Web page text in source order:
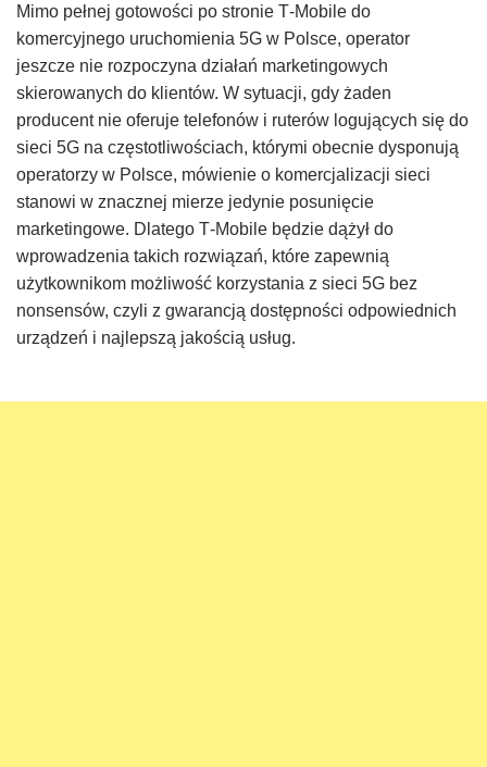
Mimo pełnej gotowości po stronie T‑Mobile do
komercyjnego uruchomienia 5G w Polsce, operator
jeszcze nie rozpoczyna działań marketingowych
skierowanych do klientów. W sytuacji, gdy żaden
producent nie oferuje telefonów i ruterów logujących się do
sieci 5G na częstotliwościach, którymi obecnie dysponują
operatorzy w Polsce, mówienie o komercjalizacji sieci
stanowi w znacznej mierze jedynie posunięcie
marketingowe. Dlatego T‑Mobile będzie dążył do
wprowadzenia takich rozwiązań, które zapewnią
użytkownikom możliwość korzystania z sieci 5G bez
nonsensów, czyli z gwarancją dostępności odpowiednich
urządzeń i najlepszą jakością usług.